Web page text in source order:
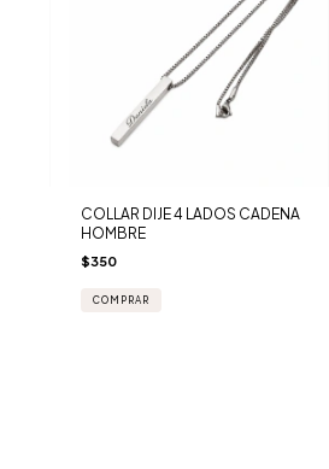
COLLAR DIJE 4 LADOS CADENA
HOMBRE
$350